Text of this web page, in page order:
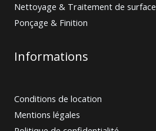
Nettoyage & Traitement de surface
Ponçage & Finition
Informations
Conditions de location
Mentions légales